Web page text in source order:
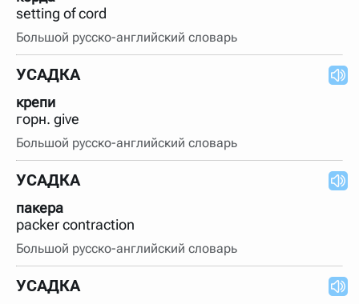
setting of cord
Большой русско-английский словарь
УСАДКА
крепи
горн. give
Большой русско-английский словарь
УСАДКА
пакера
packer contraction
Большой русско-английский словарь
УСАДКА